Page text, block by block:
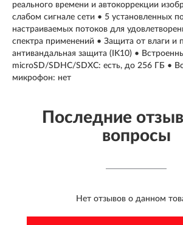
реального времени и автокоррекции
слабом сигнале сети • 5 установленных
настраиваемых потоков для
спектра применений • Защита от влаги и
антивандальная защита (IK10) •
microSD/SDHC/SDXC: есть, до 256 ГБ •
микрофон: нет
Последние
вопросы
Нет отзывов о данном